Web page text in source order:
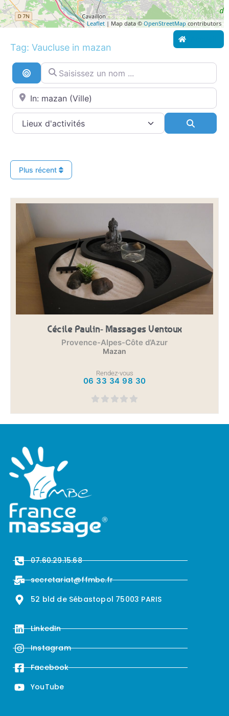
Leaflet | Map data © OpenStreetMap contributors
Tag: Vaucluse in mazan
Recherche par distance
Saisissez un nom ...
Proche de...
Plus récent
Cécile Paulin- Massages Ventoux
Provence-Alpes-Côte d’Azur
Mazan
Rendez-vous
06 33 34 98 30
07.60.29.15.68
secretariat@ffmbe.fr
52 bld de Sébastopol 75003 PARIS
LinkedIn
Instagram
Facebook
YouTube